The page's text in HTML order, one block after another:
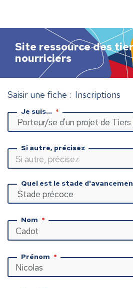
Site ressource des
nourriciers
Saisir une fiche : Inscriptions
Je suis...
Si autre, précisez
Quel est le stade
Nom
Prénom